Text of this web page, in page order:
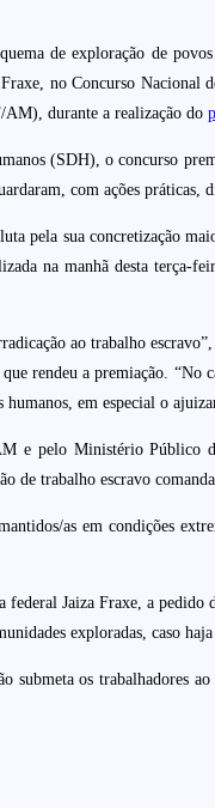
de exploração de
no Concurso Nacional
durante a realização do
(SDH), o concurso
com ações
pela sua concretização
na manhã desta terça-
ao trabalho
rendeu a premiação.
em especial o
e pelo Ministério Público
de trabalho escravo
as em condições
federal Jaiza Fraxe, a
exploradas, caso
os trabalhadores